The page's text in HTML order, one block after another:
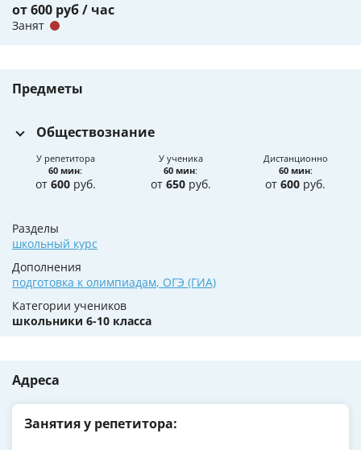
от 600 руб / час
Занят
Предметы
Обществознание
У репетитора
60 мин:
от 600руб.
У ученика
60 мин:
от 650руб.
Дистанционно
60 мин:
от600 руб.
Разделы
школьный курс
Дополнения
подготовка к олимпиадам, ОГЭ (ГИА)
Категории учеников
школьники 6-10 класса
Адреса
Занятия у репетитора: